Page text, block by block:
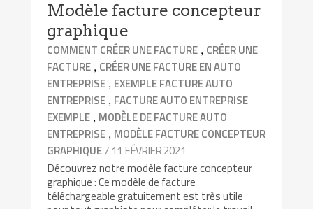
Modèle facture concepteur
graphique
COMMENT CRÉER UNE FACTURE , CRÉER UNE
FACTURE , CRÉER UNE FACTURE EN AUTO
ENTREPRISE , EXEMPLE FACTURE AUTO
ENTREPRISE , FACTURE AUTO ENTREPRISE
EXEMPLE , MODÈLE DE FACTURE AUTO
ENTREPRISE , MODÈLE FACTURE CONCEPTEUR
GRAPHIQUE/ 11 FÉVRIER 2021
Découvrez notre modèle facture concepteur
graphique : Ce modèle de facture
téléchargeable gratuitement est très utile